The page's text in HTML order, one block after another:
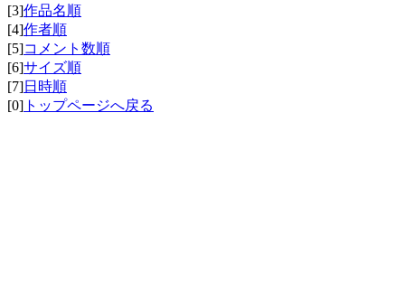
[3]作品名順
[4]作者順
[5]コメント数順
[6]サイズ順
[7]日時順
[0] トップページへ戻る